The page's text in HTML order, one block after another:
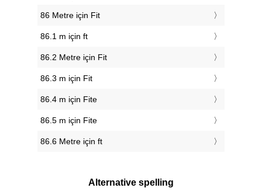
86 Metre için Fit
86.1 m için ft
86.2 Metre için Fit
86.3 m için Fit
86.4 m için Fite
86.5 m için Fite
86.6 Metre için ft
Alternative spelling